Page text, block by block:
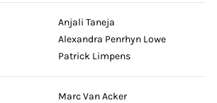
Anjali Taneja
Alexandra Penrhyn Lowe
Patrick Limpens
Marc Van Acker